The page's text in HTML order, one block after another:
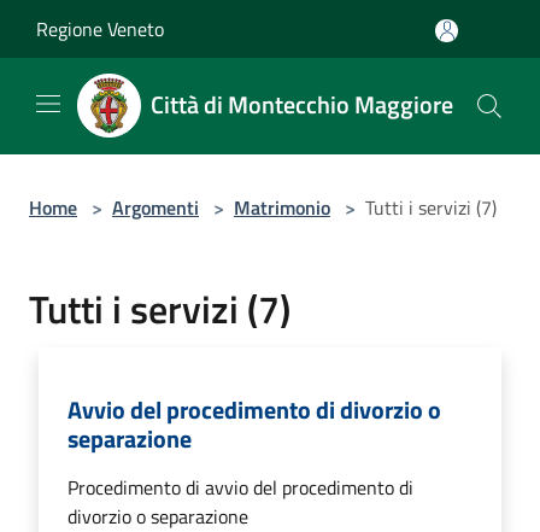
Regione Veneto
Città di Montecchio Maggiore
Home > Argomenti > Matrimonio > Tutti i servizi (7)
Tutti i servizi (7)
Avvio del procedimento di divorzio o
separazione
Procedimento di avvio del procedimento di
divorzio o separazione